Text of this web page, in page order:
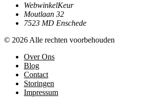
WebwinkelKeur
Moutlaan 32
7523 MD Enschede
© 2026 Alle rechten voorbehouden
Over Ons
Blog
Contact
Storingen
Impressum